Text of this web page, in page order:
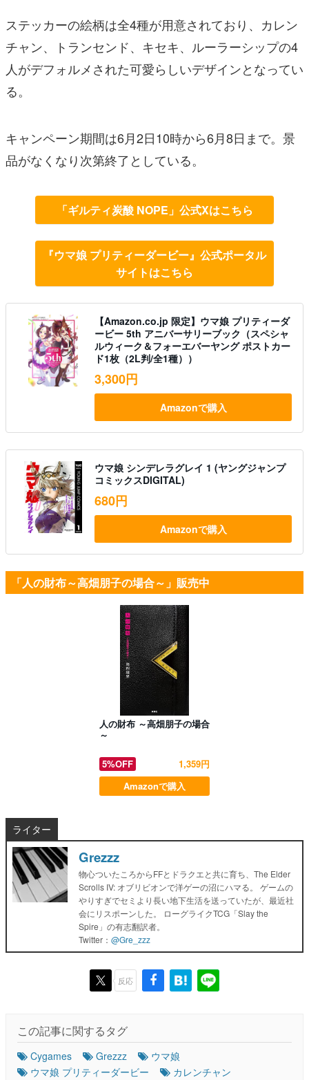
ステッカーの絵柄は全4種が用意されており、カレン
チャン、トランセンド、キセキ、ルーラーシップの4
人がデフォルメされた可愛らしいデザインとなってい
る。
キャンペーン期間は6月2日10時から6月8日まで。景
品がなくなり次第終了としている。
「ギルティ炭酸 NOPE」公式Xはこちら
『ウマ娘 プリティーダービー』公式ポータル
サイトはこちら
【Amazon.co.jp 限定】ウマ娘 プリティーダ
ービー 5th アニバーサリーブック（スペシャ
ルウィーク＆フォーエバーヤング ポストカー
ド1枚（2L判/全1種））
3,300円
Amazonで購入
ウマ娘 シンデレラグレイ 1 (ヤングジャンプ
コミックスDIGITAL)
680円
Amazonで購入
「人の財布～高畑朋子の場合～」販売中
人の財布 ～高畑朋子の場合
～
5%OFF
1,359円
Amazonで購入
ライター
Grezzz
物心ついたころからFFとドラクエと共に育ち、The Elder
Scrolls IV: オブリビオンで洋ゲーの沼にハマる。 ゲームの
やりすぎでセミより長い地下生活を送っていたが、最近社
会にリスポーンした。 ローグライクTCG「Slay the
Spire」の有志翻訳者。
Twitter： @Gre_zzz
反応
この記事に関するタグ
Cygames Grezzz
ウマ娘
ウマ娘 プリティーダービー
カレンチャン